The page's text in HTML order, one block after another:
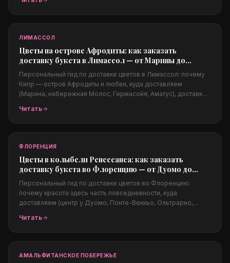
подходят жаркому и ветреному климату, цены в долларах и
ЛИМАССОЛ
Цветы на острове Афродиты: как заказать
доставку букета в Лимассол — от Марины до
набережной Молос
Персональный гид по доставке цветов в Лимассол: почему
Кипр — остров Афродиты и любви, куда доставляем
(Марина, набережная Молос, Гермасойя, Аматус), доставка в
жаркому климату, цены в евро и заказ из-за границы.
Читать
ФЛОРЕНЦИЯ
Цветы в колыбели Ренессанса: как заказать
доставку букета во Флоренцию — от Дуомо до
Понте-Веккьо
Персональный гид по доставке цветов во Флоренцию:
почему красота здесь часть повседневности, куда
доставляем (центр у Дуомо, Понте-Веккьо, Ольтрарно,
годовщины, предложения на закате), цены в евро и заказ из-
Читать
АМАЛЬФИТАНСКОЕ ПОБЕРЕЖЬЕ